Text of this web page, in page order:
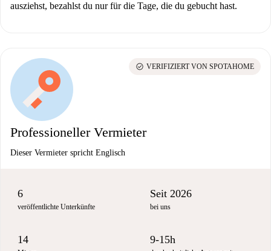
ausziehst, bezahlst du nur für die Tage, die du gebucht hast.
Professioneller Vermieter
Dieser Vermieter spricht Englisch
check_circle VERIFIZIERT VON SPOTAHOME
6
veröffentlichte Unterkünfte
Seit 2026
bei uns
14 9-15h